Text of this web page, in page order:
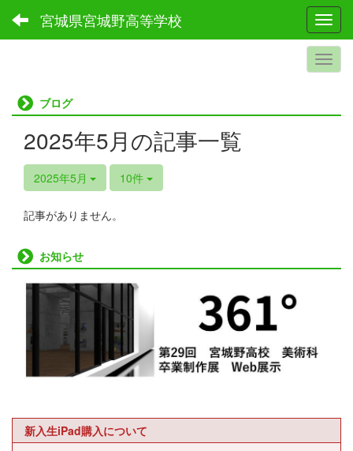
宮城県宮城野高等学校
ブログ
2025年5月の記事一覧
2025年5月 10件
記事がありません。
お知らせ
新入生iPad購入について